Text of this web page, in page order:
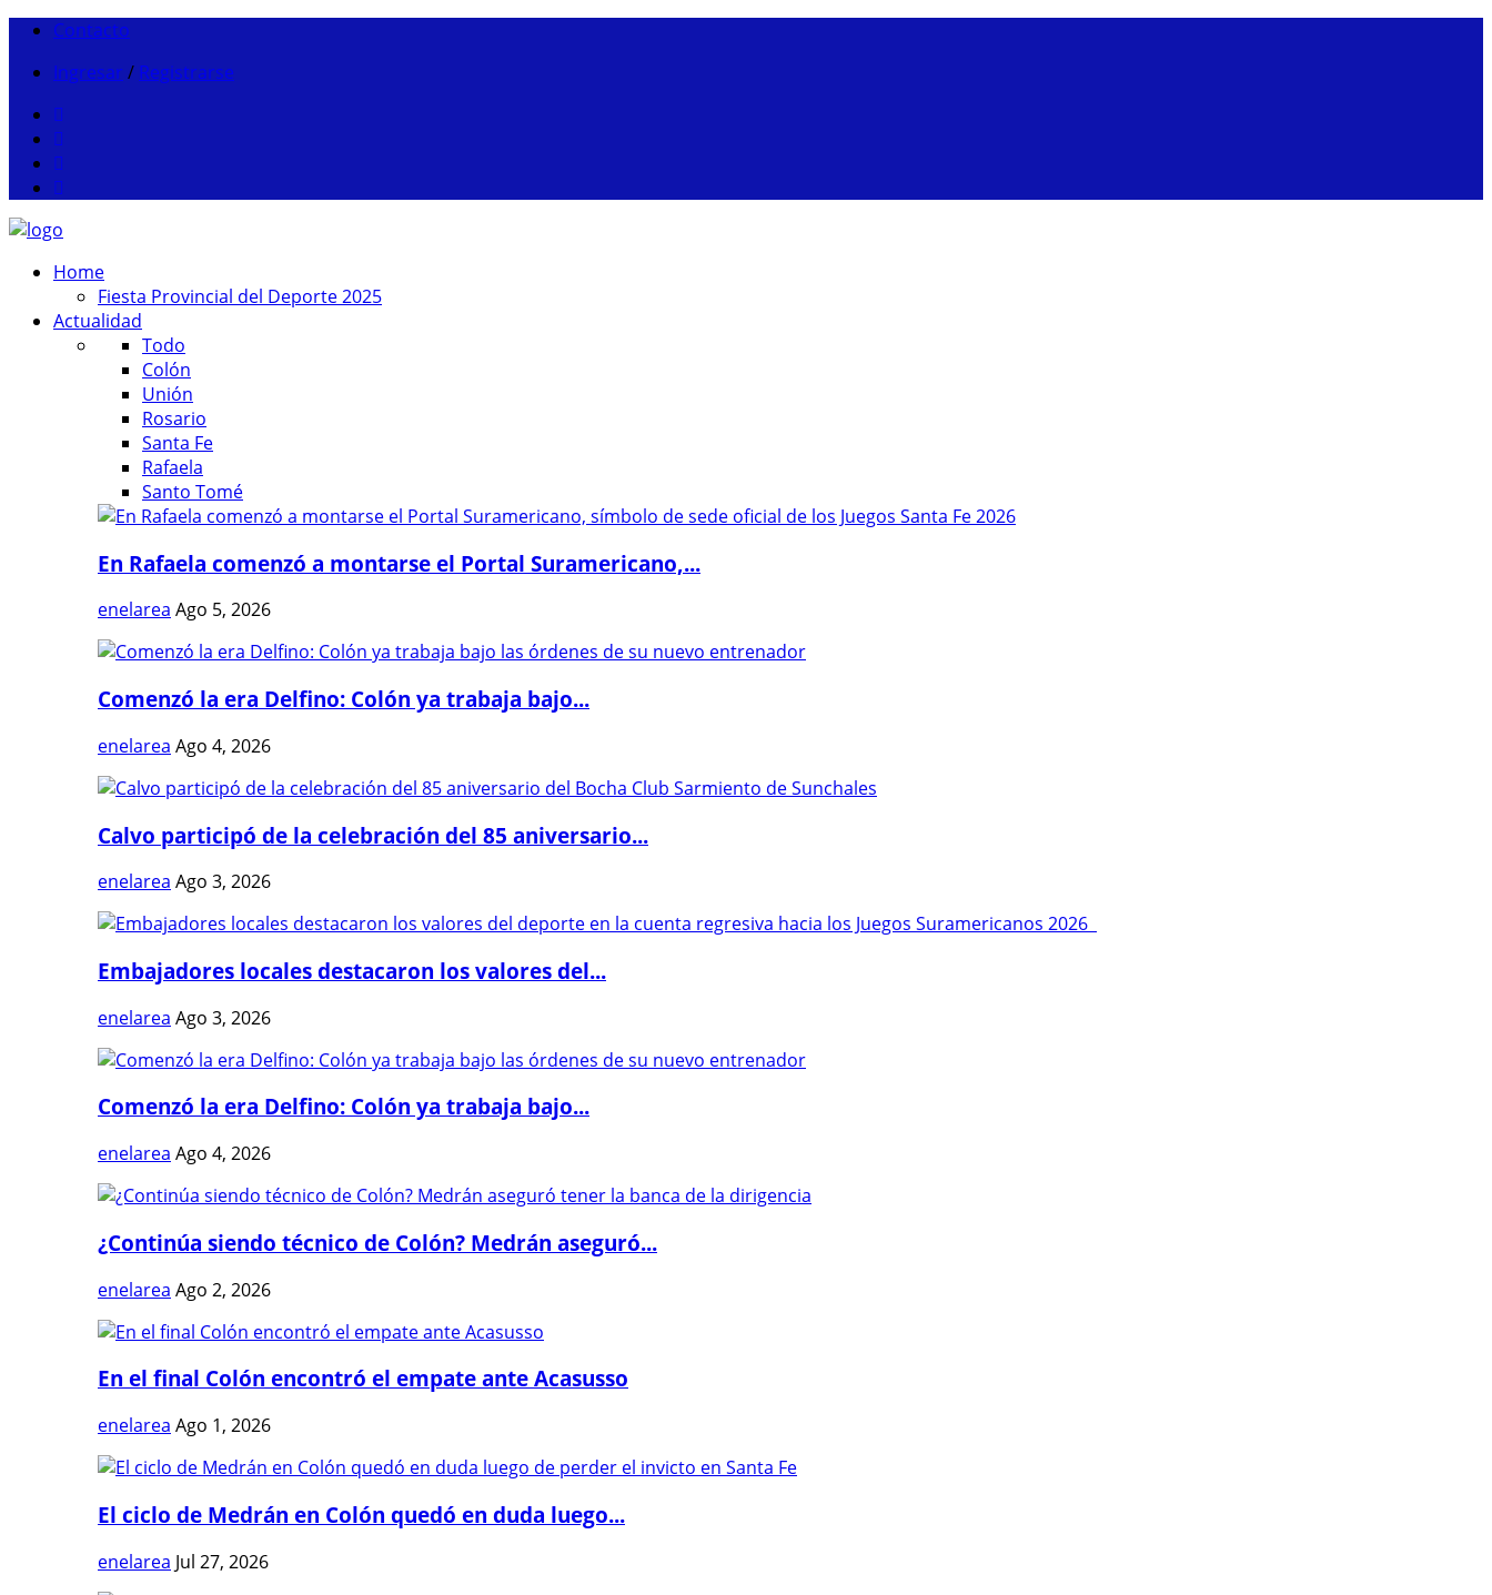
Contacto
Ingresar / Registrarse
Home
Fiesta Provincial del Deporte 2025
Actualidad
Todo
Colón
Unión
Rosario
Santa Fe
Rafaela
Santo Tomé
En Rafaela comenzó a montarse el Portal Suramericano,...
enelarea Ago 5, 2026
Comenzó la era Delfino: Colón ya trabaja bajo...
enelarea Ago 4, 2026
Calvo participó de la celebración del 85 aniversario...
enelarea Ago 3, 2026
Embajadores locales destacaron los valores del...
enelarea Ago 3, 2026
Comenzó la era Delfino: Colón ya trabaja bajo...
enelarea Ago 4, 2026
¿Continúa siendo técnico de Colón? Medrán aseguró...
enelarea Ago 2, 2026
En el final Colón encontró el empate ante Acasusso
enelarea Ago 1, 2026
El ciclo de Medrán en Colón quedó en duda luego...
enelarea Jul 27, 2026